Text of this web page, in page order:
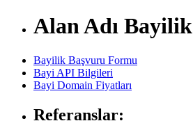
Alan Adı Bayilik
Bayilik Başvuru Formu
Bayi API Bilgileri
Bayi Domain Fiyatları
Referanslar: